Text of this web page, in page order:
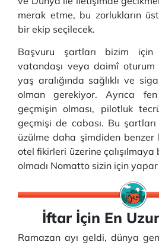
merak etme, bu zorlukların
bir ekip seçilecek.
Başvuru şartları bizim
vatandaşı veya daimî
yaş aralığında sağlıklı ve
olman gerekiyor. Ayrıca
geçmişin olması, pilotluk
geçmişi de cabası. Bu şartları
üzülme daha şimdiden
otel fikirleri üzerine çalışılmaya
olmadı Nomatto sizin için yapar
İftar İçin En
Ramazan ayı geldi, dünya